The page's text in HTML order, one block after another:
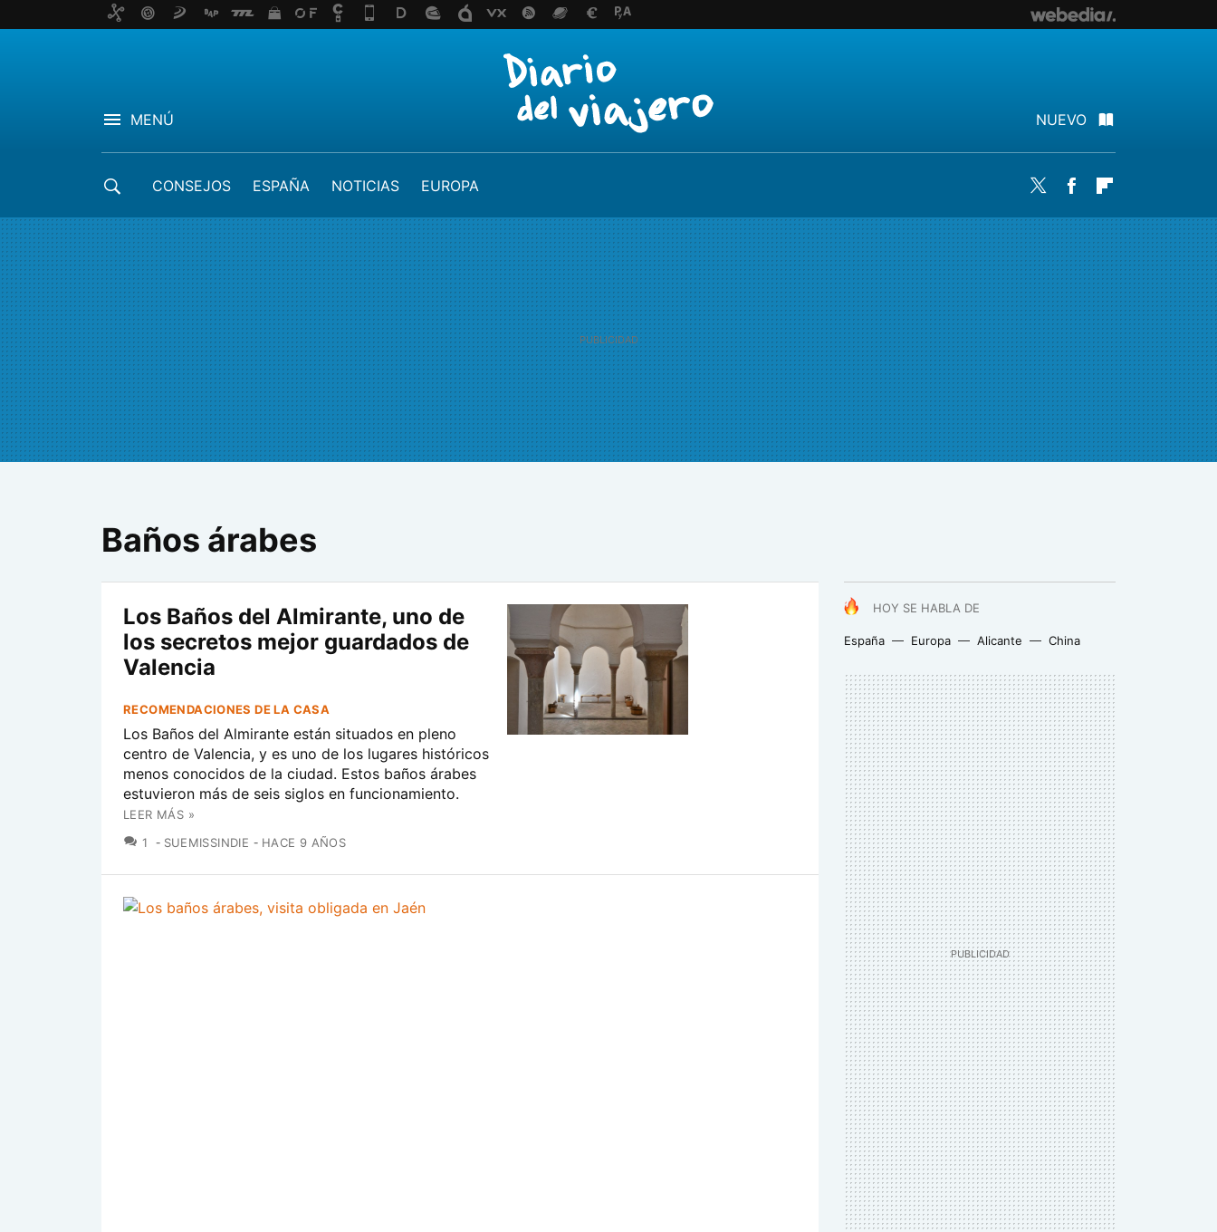
MENÚ NUEVO
CONSEJOS ESPAÑA NOTICIAS EUROPA Twitter Facebook
Baños árabes
HOY SE HABLA DE
España Europa Alicante China
Los Baños del Almirante, uno de
los secretos mejor guardados de
Valencia
RECOMENDACIONES DE LA CASA
Los Baños del Almirante están situados en pleno
centro de Valencia, y es uno de los lugares históricos
menos conocidos de la ciudad. Estos baños árabes
estuvieron más de seis siglos en funcionamiento.
LEER MÁS »
1
COMENTARIOS
SUEMISSINDIE HACE 9 AÑOS